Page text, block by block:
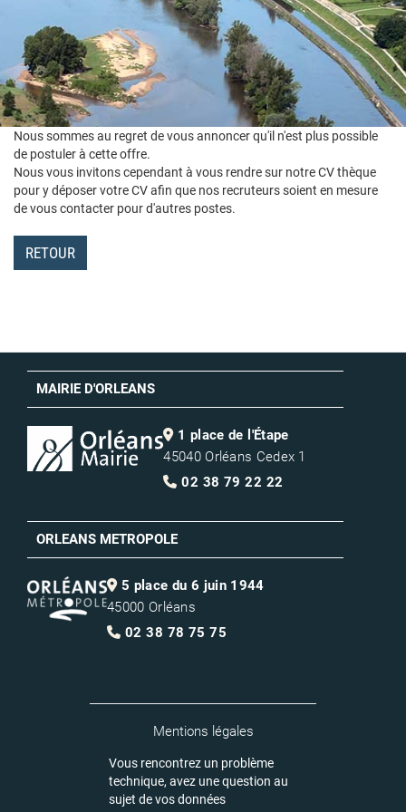
Nous sommes au regret de vous annoncer qu'il n'est plus possible
de postuler à cette offre.
Nous vous invitons cependant à vous rendre sur notre CV thèque
pour y déposer votre CV afin que nos recruteurs soient en mesure
de vous contacter pour d'autres postes.
RETOUR
MAIRIE D'ORLEANS
1 place de l'Étape
45040 Orléans Cedex 1
02 38 79 22 22
ORLEANS METROPOLE
5 place du 6 juin 1944
45000 Orléans
02 38 78 75 75
Mentions légales
Vous rencontrez un problème
technique, avez une question au
sujet de vos données